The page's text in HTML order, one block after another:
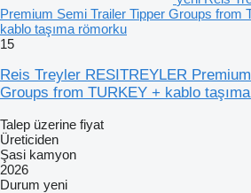
Premium Semi Trailer Tipper Groups from
kablo taşıma römorku
15
Reis Treyler RESITREYLER
Groups from TURKEY + kablo
Talep üzerine fiyat
Üreticiden
Şasi kamyon
2026
Durum yeni